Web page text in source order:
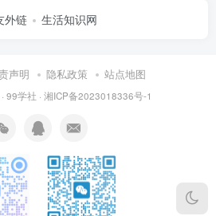
外链 生活知识网
声明 隐私政策 站点地图
99学社 · 湘ICP备2023018336号-1